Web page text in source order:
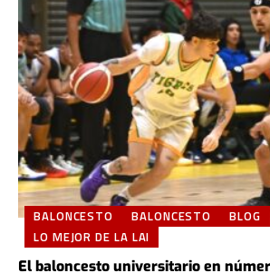
BALONCESTO BALONCESTO
BLOG
LO MEJOR DE LA LAI
El baloncesto universitario en